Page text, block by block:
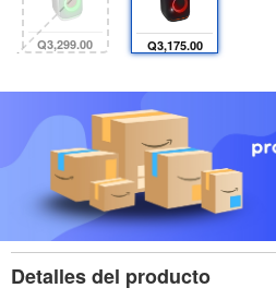
Q3,299.00 Q3,175.00
Detalles del producto